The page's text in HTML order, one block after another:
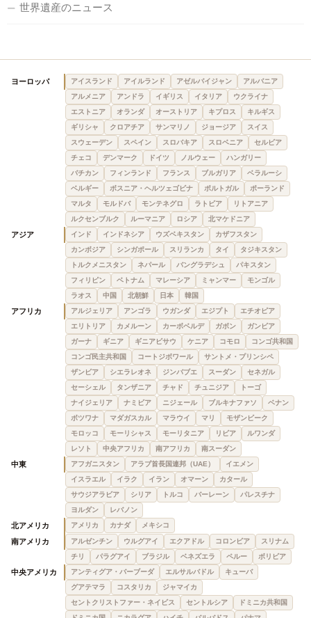
世界遺産のニュース
ヨーロッパ アイスランド アイルランド アゼルバイジャン
アルバニア
アルメニア
アンドラ イギリス イタリア
ウクライナ
エストニア
オランダ オーストリア キプロス
キルギス
ギリシャ
クロアチア サンマリノ ジョージア
スイス
スウェーデン
スペイン スロバキア スロベニア
セルビア
チェコ
デンマーク ドイツ ノルウェー
ハンガリー
バチカン
フィンランド フランス ブルガリア
ベラルーシ
ベルギー
ボスニア・ヘルツェゴビナ ポルトガル
ポーランド
マルタ
モルドバ モンテネグロ ラトビア
リトアニア
ルクセンブルク
ルーマニア ロシア 北マケドニア
アジア インド インドネシア ウズベキスタン
カザフスタン
カンボジア
シンガポール スリランカ タイ
タジキスタン
トルクメニスタン
ネパール バングラデシュ
パキスタン
フィリピン
ベトナム マレーシア ミャンマー
モンゴル
ラオス
中国 北朝鮮 日本 韓国
アフリカ アルジェリア アンゴラ ウガンダ エジプト
エチオピア
エリトリア
カメルーン カーボベルデ ガボン
ガンビア
ガーナ
ギニア ギニアビサウ ケニア コモロ
コンゴ共和国
コンゴ民主共和国
コートジボワール
サントメ・プリンシペ
ザンビア
シエラレオネ ジンバブエ スーダン
セネガル
セーシェル
タンザニア チャド チュニジア
トーゴ
ナイジェリア
ナミビア ニジェール ブルキナファソ
ベナン
ボツワナ
マダガスカル マラウイ マリ
モザンビーク
モロッコ
モーリシャス モーリタニア リビア
ルワンダ
レソト
中央アフリカ 南アフリカ 南スーダン
中東 アフガニスタン アラブ首長国連邦（UAE）
イエメン
イスラエル
イラク イラン オマーン
カタール
サウジアラビア
シリア トルコ バーレーン
パレスチナ
ヨルダン
レバノン
北アメリカ アメリカ カナダ メキシコ
南アメリカ アルゼンチン ウルグアイ エクアドル コロンビア
スリナム
チリ
パラグアイ ブラジル ベネズエラ ペルー ボリビア
中央アメリカ アンティグア・バーブーダ エルサルバドル
キューバ
グアテマラ
コスタリカ
ジャマイカ
セントクリストファー・ネイビス
セントルシア
ドミニカ共和国